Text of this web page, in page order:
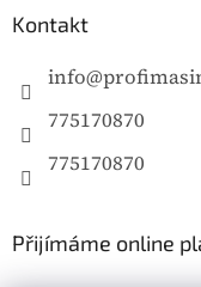
Kontakt
info@
775170870
775170870
Přijímáme online